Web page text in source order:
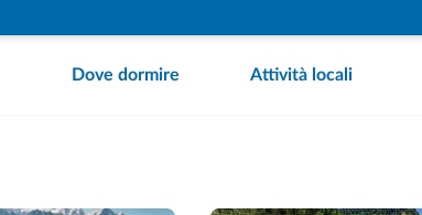
Dove dormire Attività locali